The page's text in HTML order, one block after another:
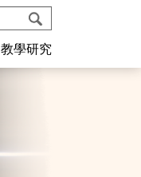
教學研究